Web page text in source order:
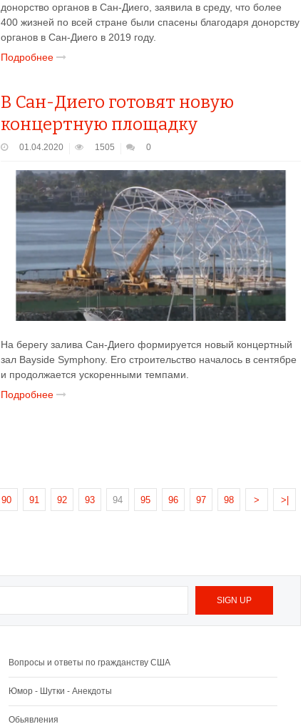
донорство органов в Сан-Диего, заявила в среду, что более
400 жизней по всей стране были спасены благодаря донорству
органов в Сан-Диего в 2019 году.
Подробнее
В Сан-Диего готовят новую
концертную площадку
01.04.2020 1505 0
На берегу залива Сан-Диего формируется новый концертный
зал Bayside Symphony. Его строительство началось в сентябре
и продолжается ускоренными темпами.
Подробнее
90 91 92 93 94 95 96 97 98 > >|
Вопросы и ответы по гражданству США
Юмор - Шутки - Анекдоты
Обьявления